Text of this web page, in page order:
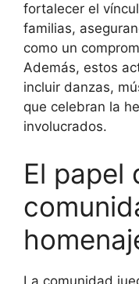
fortalecer el
familias,
como un
Además, estos
incluir danzas,
que celebran la
involucrados.
El papel
La comunidad